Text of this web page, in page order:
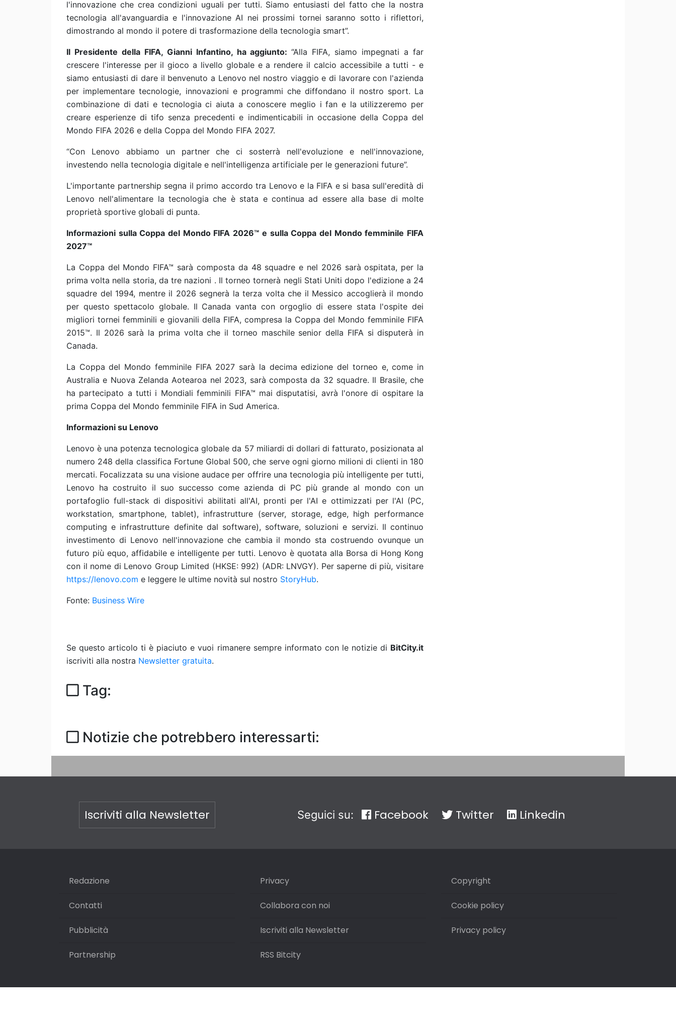
l'innovazione che crea condizioni uguali per tutti. Siamo entusiasti del fatto che la nostra
tecnologia all'avanguardia e l'innovazione AI nei prossimi tornei saranno sotto i riflettori,
dimostrando al mondo il potere di trasformazione della tecnologia smart”.
Il Presidente della FIFA, Gianni Infantino, ha aggiunto:“Alla FIFA, siamo impegnati a far
crescere l'interesse per il gioco a livello globale e a rendere il calcio accessibile a tutti - e
siamo entusiasti di dare il benvenuto a Lenovo nel nostro viaggio e di lavorare con l'azienda
per implementare tecnologie, innovazioni e programmi che diffondano il nostro sport. La
combinazione di dati e tecnologia ci aiuta a conoscere meglio i fan e la utilizzeremo per
creare esperienze di tifo senza precedenti e indimenticabili in occasione della Coppa del
Mondo FIFA 2026 e della Coppa del Mondo FIFA 2027.
“Con Lenovo abbiamo un partner che ci sosterrà nell'evoluzione e nell'innovazione,
investendo nella tecnologia digitale e nell'intelligenza artificiale per le generazioni future”.
L'importante partnership segna il primo accordo tra Lenovo e la FIFA e si basa sull'eredità di
Lenovo nell'alimentare la tecnologia che è stata e continua ad essere alla base di molte
proprietà sportive globali di punta.
Informazioni sulla Coppa del Mondo FIFA 2026™ e sulla Coppa del Mondo femminile FIFA
2027™
La Coppa del Mondo FIFA™ sarà composta da 48 squadre e nel 2026 sarà ospitata, per la
prima volta nella storia, da tre nazioni . Il torneo tornerà negli Stati Uniti dopo l'edizione a 24
squadre del 1994, mentre il 2026 segnerà la terza volta che il Messico accoglierà il mondo
per questo spettacolo globale. Il Canada vanta con orgoglio di essere stata l'ospite dei
migliori tornei femminili e giovanili della FIFA, compresa la Coppa del Mondo femminile FIFA
2015™. Il 2026 sarà la prima volta che il torneo maschile senior della FIFA si disputerà in
Canada.
La Coppa del Mondo femminile FIFA 2027 sarà la decima edizione del torneo e, come in
Australia e Nuova Zelanda Aotearoa nel 2023, sarà composta da 32 squadre. Il Brasile, che
ha partecipato a tutti i Mondiali femminili FIFA™ mai disputatisi, avrà l'onore di ospitare la
prima Coppa del Mondo femminile FIFA in Sud America.
Informazioni su Lenovo
Lenovo è una potenza tecnologica globale da 57 miliardi di dollari di fatturato, posizionata al
numero 248 della classifica Fortune Global 500, che serve ogni giorno milioni di clienti in 180
mercati. Focalizzata su una visione audace per offrire una tecnologia più intelligente per tutti,
Lenovo ha costruito il suo successo come azienda di PC più grande al mondo con un
portafoglio full-stack di dispositivi abilitati all'AI, pronti per l'AI e ottimizzati per l'AI (PC,
workstation, smartphone, tablet), infrastrutture (server, storage, edge, high performance
computing e infrastrutture definite dal software), software, soluzioni e servizi. Il continuo
investimento di Lenovo nell'innovazione che cambia il mondo sta costruendo ovunque un
futuro più equo, affidabile e intelligente per tutti. Lenovo è quotata alla Borsa di Hong Kong
con il nome di Lenovo Group Limited (HKSE: 992) (ADR: LNVGY). Per saperne di più, visitare
https://lenovo.com e leggere le ultime novità sul nostro StoryHub.
Fonte: Business Wire
Se questo articolo ti è piaciuto e vuoi rimanere sempre informato con le notizie di BitCity.it
iscriviti alla nostra Newsletter gratuita.
Tag:
Notizie che potrebbero interessarti:
Iscriviti alla Newsletter Seguici su: Facebook Twitter Linkedin
Redazione
Contatti
Pubblicità
Partnership
Privacy
Collabora con noi
Iscriviti alla Newsletter
RSS Bitcity
Copyright
Cookie policy
Privacy policy